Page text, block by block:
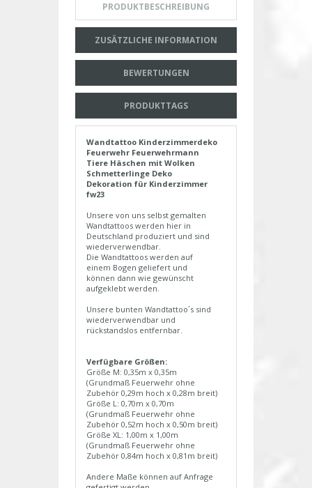
PRODUKTBESCHREIBUNG
ZUSÄTZLICHE INFORMATION
BEWERTUNGEN
PRODUKTTAGS
Wandtattoo Kinderzimmerdeko
Feuerwehr Feuerwehrmann
Tiere Häschen mit Wolken
Schmetterlinge Deko
Dekoration für Kinderzimmer
fw23
Unsere von uns selbst gemalten
Wandtattoos werden hier in
Deutschland produziert und sind
wiederverwendbar.
Die Wandtattoos werden auf
einem Bogen geliefert und
können dann wie gewünscht
aufgeklebt werden.
Unsere bunten Wandtattoo´s sind
wiederverwendbar und
rückstandslos entfernbar.
Verfügbare Größen:
Größe M: 0,35m x 0,35m
(Grundmaß Feuerwehr ohne
Zubehör 0,29m hoch x 0,28m breit)
Größe L: 0,70m x 0,70m
(Grundmaß Feuerwehr ohne
Zubehör 0,52m hoch x 0,50m breit)
Größe XL: 1,00m x 1,00m
(Grundmaß Feuerwehr ohne
Zubehör 0,84m hoch x 0,81m breit)
Andere Maße können auf Anfrage